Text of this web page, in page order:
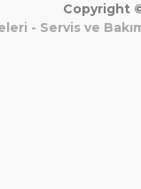
Copyright
- Servis ve